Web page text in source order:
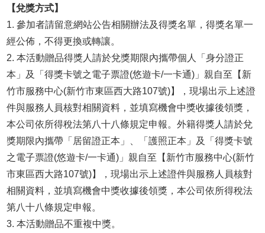
【兌獎方式】
1. 參加者請留意網站公告相關辦法及得獎名單，得獎名單一
經公佈，不得更換或轉讓。
2. 本活動贈品得獎人請於兌獎期限內攜帶個人「身分證正
本」及「得獎卡號之電子票證(悠遊卡/一卡通)」親自至【新
竹市服務中心(新竹市東區西大路107號)】，現場出示上述證
件與服務人員核對相關資料，並填寫機會中獎收據後領獎，
本公司依所得稅法第八十八條規定申報。外籍得獎人請於兌
獎期限內攜帶「居留證正本」、「護照正本」及「得獎卡號
之電子票證(悠遊卡/一卡通)」親自至【新竹市服務中心(新竹
市東區西大路107號)】，現場出示上述證件與服務人員核對
相關資料，並填寫機會中獎收據後領獎，本公司依所得稅法
第八十八條規定申報。
3. 本活動贈品不重複中獎。